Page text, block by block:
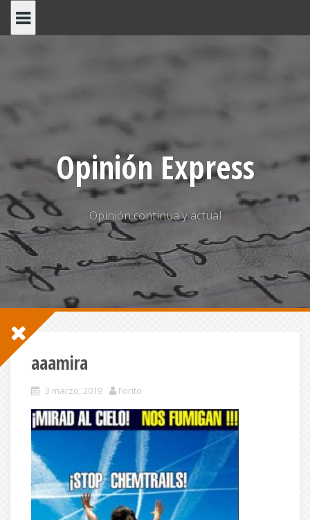
Opinión Express
Opinión continua y actual
aaamira
3 marzo, 2019 Forito